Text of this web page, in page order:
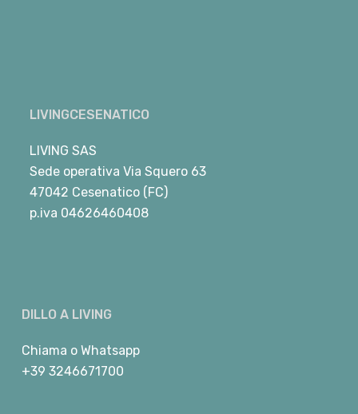
LIVINGCESENATICO
LIVING SAS
Sede operativa Via Squero 63
47042 Cesenatico (FC)
p.iva 04626460408
DILLO A LIVING
Chiama o Whatsapp
+39 3246671700